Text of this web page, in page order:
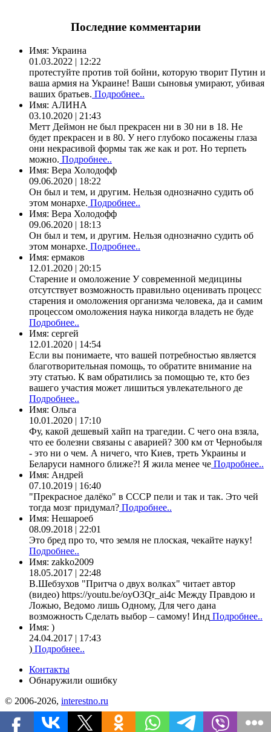
Последние комментарии
Имя: Украина
01.03.2022 | 12:22
протестуйте против той бойни, которую творит Путин и
ваша армия на Украине! Ваши сыновья умирают, убивая
ваших братьев. Подробнее..
Имя: АЛИНА
03.10.2020 | 21:43
Метт Деймон не был прекрасен ни в 30 ни в 18. Не
будет прекрасен и в 80. У него глубоко посажены глаза
они некрасивой формы так же как и рот. Но терпеть
можно. Подробнее..
Имя: Вера Холодофф
09.06.2020 | 18:22
Он был и тем, и другим. Нельзя однозначно судить об
этом монархе. Подробнее..
Имя: Вера Холодофф
09.06.2020 | 18:13
Он был и тем, и другим. Нельзя однозначно судить об
этом монархе. Подробнее..
Имя: ермаков
12.01.2020 | 20:15
Старение и омоложение У современной медицины
отсутствует возможность правильно оценивать процесс
старения и омоложения организма человека, да и самим
процессом омоложения наука никогда владеть не буде
Подробнее..
Имя: сергей
12.01.2020 | 14:54
Если вы понимаете, что вашей потребностью является
благотворительная помощь, то обратите внимание на
эту статью. К вам обратились за помощью те, кто без
вашего участия может лишиться увлекательного де
Подробнее..
Имя: Ольга
10.01.2020 | 17:10
Фу, какой дешевый хайп на трагедии. С чего она взяла,
что ее болезни связаны с аварией? 300 км от Чернобыля
- это ни о чем. А ничего, что Киев, треть Украины и
Беларуси намного ближе?! Я жила менее че Подробнее..
Имя: Андрей
07.10.2019 | 16:40
"Прекрасное далёко" в СССР пели и так и так. Это чей
тогда мозг придумал? Подробнее..
Имя: Нешароеб
08.09.2018 | 22:01
Это бред про то, что земля не плоская, чекайте науку!
Подробнее..
Имя: zakko2009
18.05.2017 | 22:48
В.Шебзухов "Притча о двух волках" читает автор
(видео) https://youtu.be/oyO3Qr_ai4c Между Правдою и
Ложью, Ведомо лишь Одному, Для чего дана
возможность Сделать выбор – самому! Инд Подробнее..
Имя: )
24.04.2017 | 17:43
) Подробнее..
Контакты
Обнаружили ошибку
© 2006-2026, interestno.ru